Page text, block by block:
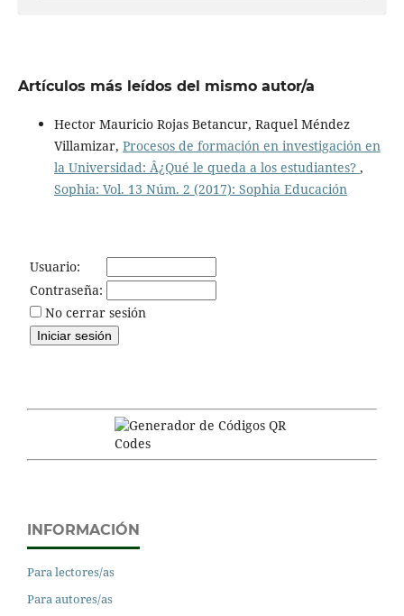
Artículos más leídos del mismo autor/a
Hector Mauricio Rojas Betancur, Raquel Méndez
Villamizar, Procesos de formación en investigación en
la Universidad: Â¿Qué le queda a los estudiantes? ,
Sophia: Vol. 13 Núm. 2 (2017): Sophia Educación
Usuario:
Contraseña:
No cerrar sesión
INFORMACIÓN
Para lectores/as
Para autores/as